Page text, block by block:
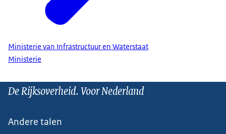
Ministerie van Infrastructuur en Waterstaat
Ministerie
De Rijksoverheid. Voor Nederland
Andere talen